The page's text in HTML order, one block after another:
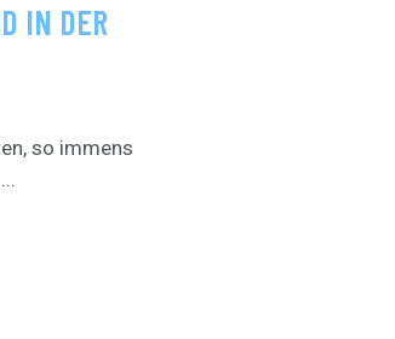
IN DER
so immens